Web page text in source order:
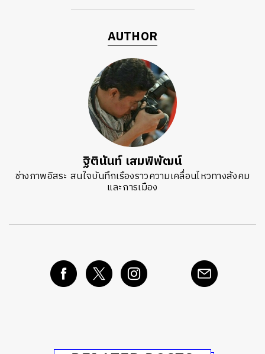
AUTHOR
ฐิตินันท์ เสมพิพัฒน์
ช่างภาพอิสระ สนใจบันทึกเรืองราวความเคลื่อนไหวทางสังคม
และการเมือง